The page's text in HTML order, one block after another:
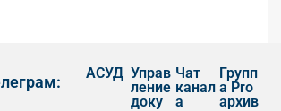
АСУД Управ
ление
доку
Чат
канал
а
Групп
а Pro
архив